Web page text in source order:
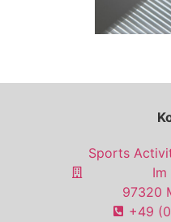
Sports
Im
97320
+49